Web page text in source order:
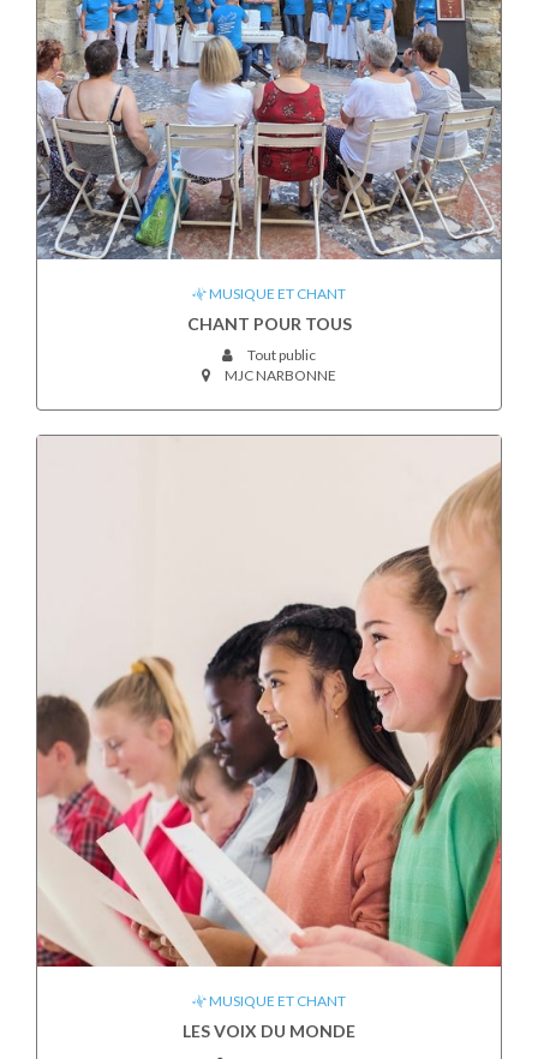
MUSIQUE ET CHANT
CHANT POUR TOUS
Tout public
MJC NARBONNE
MUSIQUE ET CHANT
LES VOIX DU MONDE